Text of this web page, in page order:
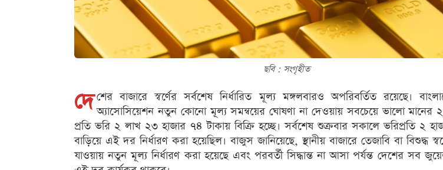
ছবি : সংগৃহীত
দে শের বাজারে স্বর্ণের সর্বশেষ নির্ধারিত মূল্য মঙ্গলবারও অপরিবর্তিত রয়েছে।
অ্যাসোসিয়েশন নতুন কোনো মূল্য সমন্বয়ের ঘোষণা না দেওয়ায় সবচেয়ে ভালো মানের ২২
প্রতি ভরি ২ লাখ ২৩ হাজার ৭৪ টাকায় বিক্রি হচ্ছে। সর্বশেষ শুক্রবার সকালে ভরিপ্রতি ২
বাড়িয়ে এই দর নির্ধারণ করা হয়েছিল। বাজুস জানিয়েছে, স্থানীয় বাজারে তেজাবি বা বিশুদ্ধ
যাওয়ায় নতুন মূল্য নির্ধারণ করা হয়েছে এবং পরবর্তী সিদ্ধান্ত না আসা পর্যন্ত দেশের সব